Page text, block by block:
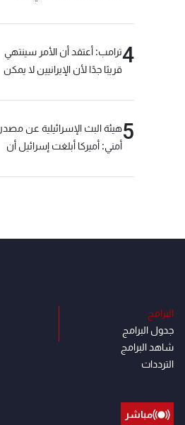
4ترامب: أعتقد أن الأمر سينتهي
قريبًا جدًا لأن الإيرانيين لا يمكن
5هيئة البث الإسرائيلية عن مصدر
أمني: أميركا أبلغت إسرائيل أن
البرامج
جدول البرامج
شاهد البرامج
الترددات
مباشر